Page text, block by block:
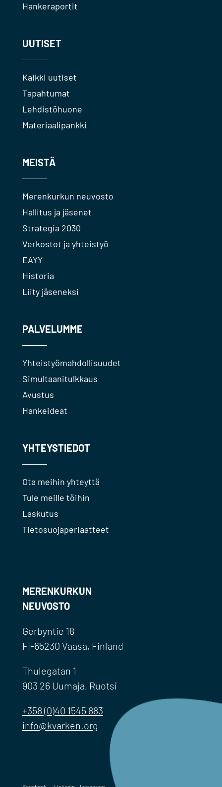
Hankeraportit
UUTISET
Kaikki uutiset
Tapahtumat
Lehdistöhuone
Materiaalipankki
MEISTÄ
Merenkurkun neuvosto
Hallitus ja jäsenet
Strategia 2030
Verkostot ja yhteistyö
EAYY
Historia
Liity jäseneksi
PALVELUMME
Yhteistyömahdollisuudet
Simultaanitulkkaus
Avustus
Hankeideat
YHTEYSTIEDOT
Ota meihin yhteyttä
Tule meille töihin
Laskutus
Tietosuojaperiaatteet
MERENKURKUN
NEUVOSTO
Gerbyntie 18
FI-65230 Vaasa, Finland
Thulegatan 1
903 26 Uumaja, Ruotsi
+358 (0)40 1545 883
info@kvarken.org